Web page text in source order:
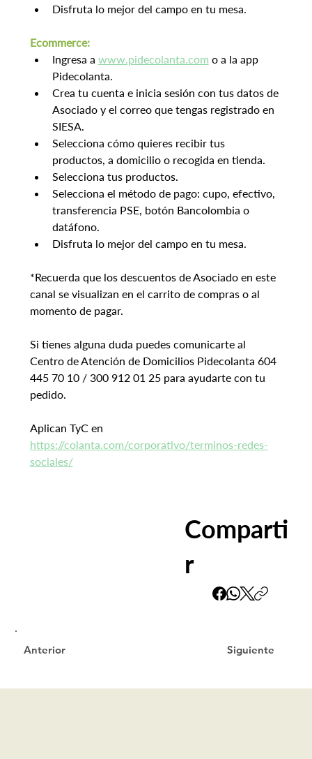
Disfruta lo mejor del campo en tu mesa.
Ecommerce:
Ingresa a www.pidecolanta.com o a la app
Pidecolanta.
Crea tu cuenta e inicia sesión con tus datos de
Asociado y el correo que tengas registrado en
SIESA.
Selecciona cómo quieres recibir tus
productos, a domicilio o recogida en tienda.
Selecciona tus productos.
Selecciona el método de pago: cupo, efectivo,
transferencia PSE, botón Bancolombia o
datáfono.
Disfruta lo mejor del campo en tu mesa.
*Recuerda que los descuentos de Asociado en este
canal se visualizan en el carrito de compras o al
momento de pagar.
Si tienes alguna duda puedes comunicarte al
Centro de Atención de Domicilios Pidecolanta 604
445 70 10 / 300 912 01 25 para ayudarte con tu
pedido.
Aplican TyC en
https://colanta.com/corporativo/terminos-redes-
sociales/
Comparti
r
Siguiente
Anterior